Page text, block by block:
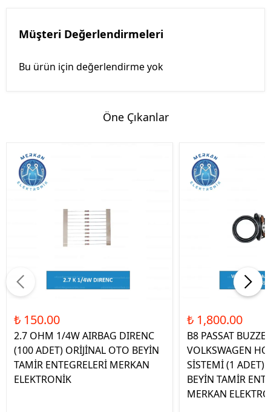
Müşteri Değerlendirmeleri
Bu ürün için değerlendirme yok
Öne Çıkanlar
₺ 150.00
2.7 OHM 1/4W AIRBAG DIRENC
(100 ADET) ORİJİNAL OTO BEYİN
TAMİR ENTEGRELERİ MERKAN
ELEKTRONİK
₺ 1,800.00
B8 PASSAT
VOLKSWAGEN
SİSTEMİ (1 ADET)
BEYİN TAMİR
MERKAN